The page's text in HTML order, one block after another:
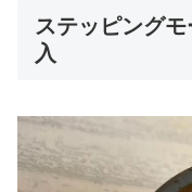
ステッピング
入